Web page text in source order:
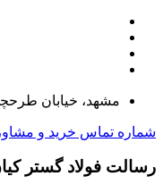
مشهد، خیابان
شماره تماس خرید و مشاوره
رسالت فولاد گستر